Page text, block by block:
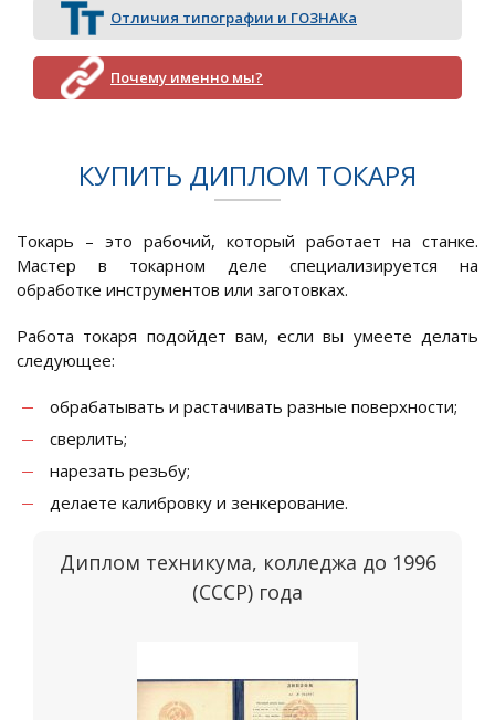
Отличия типографии и ГОЗНАКа
Почему именно мы?
КУПИТЬ ДИПЛОМ ТОКАРЯ
Токарь – это рабочий, который работает на станке.
Мастер в токарном деле специализируется на
обработке инструментов или заготовках.
Работа токаря подойдет вам, если вы умеете делать
следующее:
обрабатывать и растачивать разные поверхности;
сверлить;
нарезать резьбу;
делаете калибровку и зенкерование.
Диплом техникума, колледжа до 1996
(СССР) года